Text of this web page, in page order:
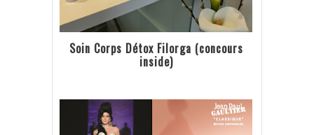
Soin Corps Détox Filorga (concours
inside)